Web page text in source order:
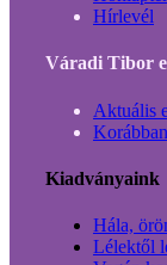
Hírlevél
Váradi Tibor
Aktuális
Kiadványaink
Hála,
Lélektől